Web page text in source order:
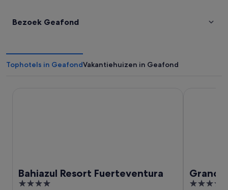
Bezoek Geafond
Tophotels in GeafondVakantiehuizen in Geafond
Bahiazul Resort Fuerteventura
4
Grand
Dorada
5